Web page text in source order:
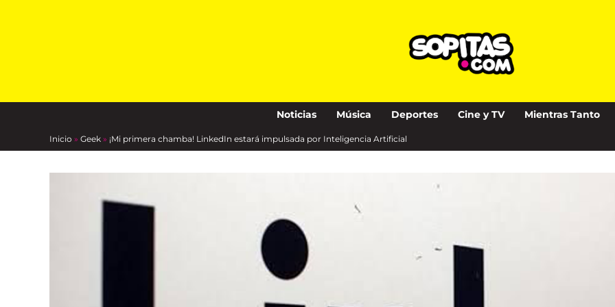
Noticias Música Deportes Cine y TV Mientras Tanto
Inicio » Geek » ¡Mi primera chamba! LinkedIn estará impulsada por Inteligencia Artificial